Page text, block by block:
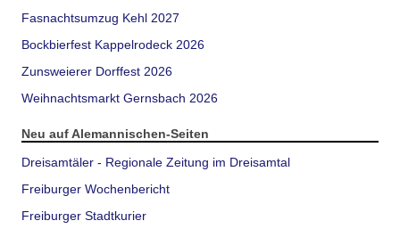
Fasnachtsumzug Kehl 2027
Bockbierfest Kappelrodeck 2026
Zunsweierer Dorffest 2026
Weihnachtsmarkt Gernsbach 2026
Neu auf Alemannischen-Seiten
Dreisamtäler - Regionale Zeitung im Dreisamtal
Freiburger Wochenbericht
Freiburger Stadtkurier